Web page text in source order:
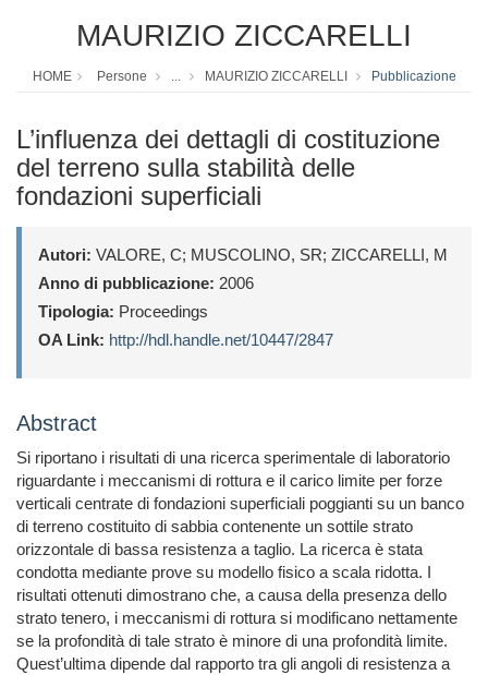
MAURIZIO ZICCARELLI
HOME Persone ... MAURIZIO ZICCARELLI Pubblicazione
L’influenza dei dettagli di costituzione
del terreno sulla stabilità delle
fondazioni superficiali
Autori: VALORE, C; MUSCOLINO, SR; ZICCARELLI, M
Anno di pubblicazione: 2006
Tipologia: Proceedings
OA Link: http://hdl.handle.net/10447/2847
Abstract
Si riportano i risultati di una ricerca sperimentale di laboratorio
riguardante i meccanismi di rottura e il carico limite per forze
verticali centrate di fondazioni superficiali poggianti su un banco
di terreno costituito di sabbia contenente un sottile strato
orizzontale di bassa resistenza a taglio. La ricerca è stata
condotta mediante prove su modello fisico a scala ridotta. I
risultati ottenuti dimostrano che, a causa della presenza dello
strato tenero, i meccanismi di rottura si modificano nettamente
se la profondità di tale strato è minore di una profondità limite.
Quest’ultima dipende dal rapporto tra gli angoli di resistenza a